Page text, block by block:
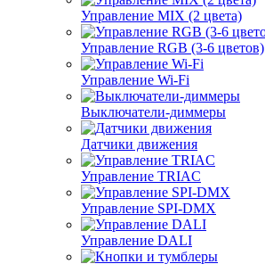
Управление MIX (2 цвета)
Управление RGB (3-6 цветов)
Управление Wi-Fi
Выключатели-диммеры
Датчики движения
Управление TRIAC
Управление SPI-DMX
Управление DALI